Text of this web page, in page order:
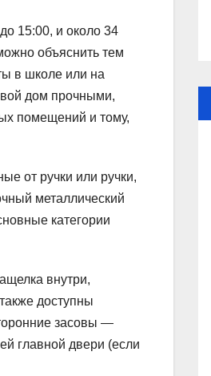
15:00, и около 34
объяснить тем
в школе или на
дом прочными,
помещений и тому,
от ручки или ручки,
металлический
категории
внутри,
доступны
засовы —
главной двери (если